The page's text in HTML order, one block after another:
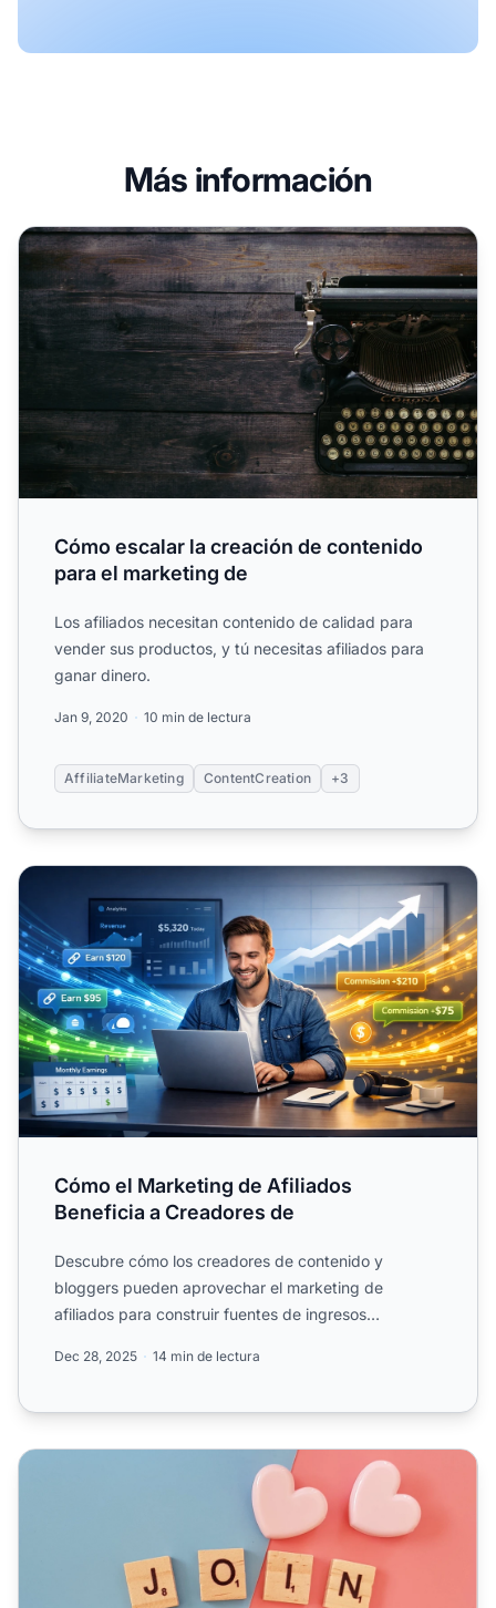
Más información
Cómo escalar la creación de contenido para el marketing
Cómo escalar la creación de contenido
para el marketing de
Los afiliados necesitan contenido de calidad para
vender sus productos, y tú necesitas afiliados para
ganar dinero.
Jan 9, 2020 10 min de lectura
AffiliateMarketing ContentCreation +3
Cómo el Marketing de Afiliados Beneficia a Creadores de
Cómo el Marketing de Afiliados
Beneficia a Creadores de
Descubre cómo los creadores de contenido y
bloggers pueden aprovechar el marketing de
afiliados para construir fuentes de ingresos
Dec 28, 2025 14 min de lectura
Cómo contratar a un freelancer de marketing de afiliados